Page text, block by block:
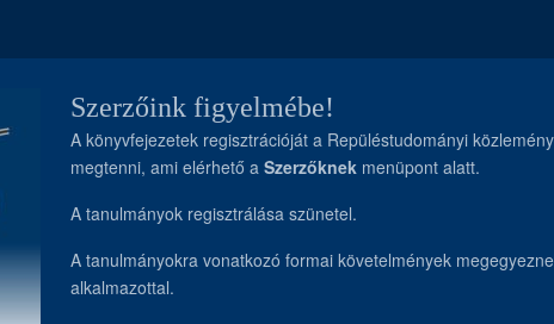
Szerzőink figyelmébe!
A könyvfejezetek regisztrációját a Repüléstudományi
megtenni, ami elérhető a Szerzőknek menüpont alatt.
A tanulmányok regisztrálása szünetel.
A tanulmányokra vonatkozó formai követelmények
alkalmazottal.